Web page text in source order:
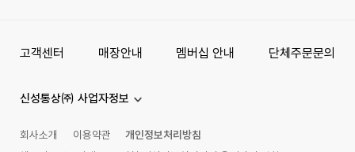
고객센터 매장안내 멤버십 안내 단체주문문의
신성통상㈜ 사업자정보
회사소개 이용약관
개인정보처리방침